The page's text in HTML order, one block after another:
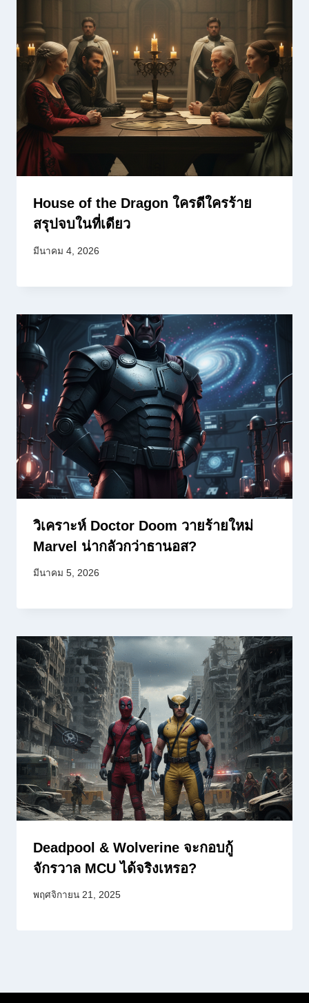
House of the Dragon ใครดีใครร้าย
สรุปจบในที่เดียว
มีนาคม 4, 2026
วิเคราะห์ Doctor Doom วายร้ายใหม่
Marvel น่ากลัวกว่าธานอส?
มีนาคม 5, 2026
Deadpool & Wolverine จะกอบกู้
จักรวาล MCU ได้จริงเหรอ?
พฤศจิกายน 21, 2025